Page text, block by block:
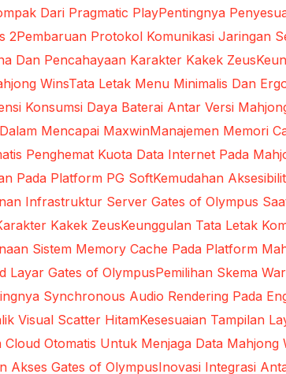
Dari Pragmatic PlayPentingnya
2Pembaruan Protokol Komunikasi Jaringan
Dan Pencahayaan Karakter Kakek Zeus
WinsTata Letak Menu Minimalis Dan
Konsumsi Daya Baterai Antar Versi
Mencapai MaxwinManajemen Memori
Penghemat Kuota Data Internet Pada
Pada Platform PG SoftKemudahan
Infrastruktur Server Gates of Olympus
Kakek ZeusKeunggulan Tata Letak
Sistem Memory Cache Pada Platform
Layar Gates of OlympusPemilihan Skema
Synchronous Audio Rendering Pada
Visual Scatter HitamKesesuaian Tampilan
Cloud Otomatis Untuk Menjaga Data Mahjong
Akses Gates of OlympusInovasi Integrasi